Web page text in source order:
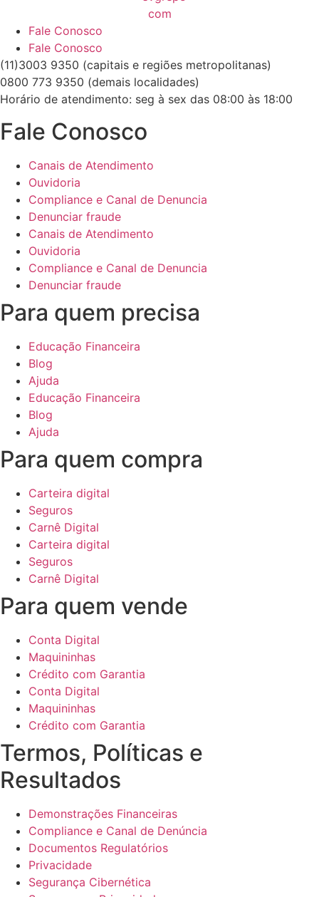
Fale Conosco
Fale Conosco
(11)3003 9350 (capitais e regiões metropolitanas)
0800 773 9350 (demais localidades)
Horário de atendimento: seg à sex das 08:00 às 18:00
Fale Conosco
Canais de Atendimento
Ouvidoria
Compliance e Canal de Denuncia
Denunciar fraude
Canais de Atendimento
Ouvidoria
Compliance e Canal de Denuncia
Denunciar fraude
Para quem precisa
Educação Financeira
Blog
Ajuda
Educação Financeira
Blog
Ajuda
Para quem compra
Carteira digital
Seguros
Carnê Digital
Carteira digital
Seguros
Carnê Digital
Para quem vende
Conta Digital
Maquininhas
Crédito com Garantia
Conta Digital
Maquininhas
Crédito com Garantia
Termos, Políticas e
Resultados
Demonstrações Financeiras
Compliance e Canal de Denúncia
Documentos Regulatórios
Privacidade
Segurança Cibernética